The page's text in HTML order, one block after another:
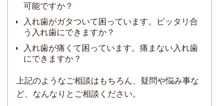
可能ですか？
入れ歯がガタついて困っています。ピッタリ合
う入れ歯にできますか？
入れ歯が痛くて困っています。痛まない入れ歯
にできますか？
上記のようなご相談はもちろん、疑問や悩み事な
ど、なんなりとご相談ください。